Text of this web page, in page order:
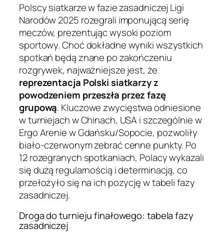
Polscy siatkarze w fazie zasadniczej Ligi
Narodów 2025 rozegrali imponującą serię
meczów, prezentując wysoki poziom
sportowy. Choć dokładne wyniki wszystkich
spotkań będą znane po zakończeniu
rozgrywek, najważniejsze jest, że
reprezentacja Polski siatkarzy z
powodzeniem przeszła przez fazę
grupową. Kluczowe zwycięstwa odniesione
w turniejach w Chinach, USA i szczególnie w
Ergo Arenie w Gdańsku/Sopocie, pozwoliły
biało-czerwonym zebrać cenne punkty. Po
12 rozegranych spotkaniach, Polacy wykazali
się dużą regularnością i determinacją, co
przełożyło się na ich pozycję w tabeli fazy
zasadniczej.
Droga do turnieju finałowego: tabela fazy
zasadniczej